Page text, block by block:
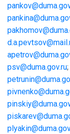
psv@duma.gov.ru;